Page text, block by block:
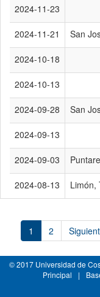
2024-11-23
2024-11-21 San
2024-10-18
2024-10-13
2024-09-28 San
2024-09-13
2024-09-03
2024-08-13 Limón,
1 2
© 2017 Universidad de
Principal
|